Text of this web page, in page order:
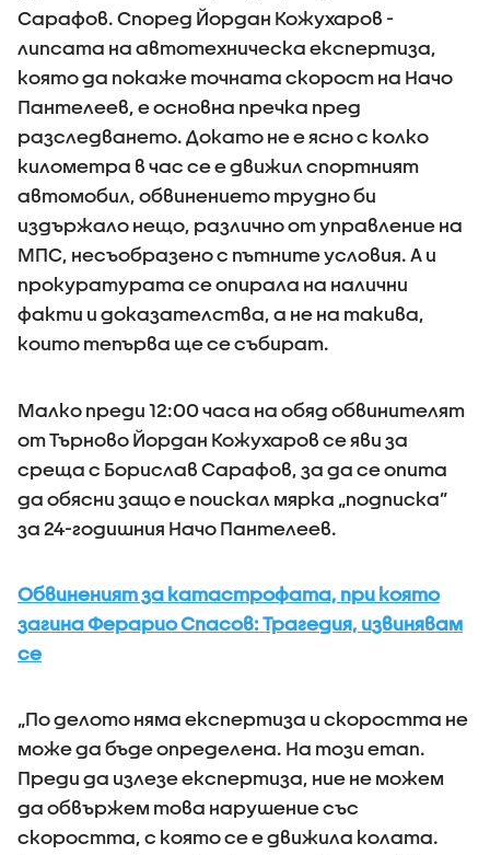
Сарафов. Според Йордан Кожухаров -
липсата на автотехническа експертиза,
която да покаже точната скорост на Начо
Пантелеев, е основна пречка пред
разследването. Докато не е ясно с колко
километра в час се е движил спортният
автомобил, обвинението трудно би
издържало нещо, различно от управление на
МПС, несъобразено с пътните условия. А и
прокуратурата се опирала на налични
факти и доказателства, а не на такива,
които тепърва ще се събират.
Малко преди 12:00 часа на обяд обвинителят
от Търново Йордан Кожухаров се яви за
среща с Борислав Сарафов, за да се опита
да обясни защо е поискал мярка „подписка”
за 24-годишния Начо Пантелеев.
Обвиненият за катастрофата, при която
загина Ферарио Спасов: Трагедия, извинявам
се
„По делото няма експертиза и скоростта не
може да бъде определена. На този етап.
Преди да излезе експертиза, ние не можем
да обвържем това нарушение със
скоростта, с която се е движила колата.